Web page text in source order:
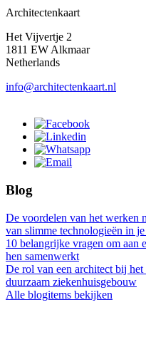
Architectenkaart
Het Vijvertje 2
1811 EW Alkmaar
Netherlands
info@architectenkaart.nl
Blog
De voordelen van het werken
van slimme technologieën in
10 belangrijke vragen om aan
hen samenwerkt
De rol van een architect bij
duurzaam ziekenhuisgebouw
Alle blogitems bekijken